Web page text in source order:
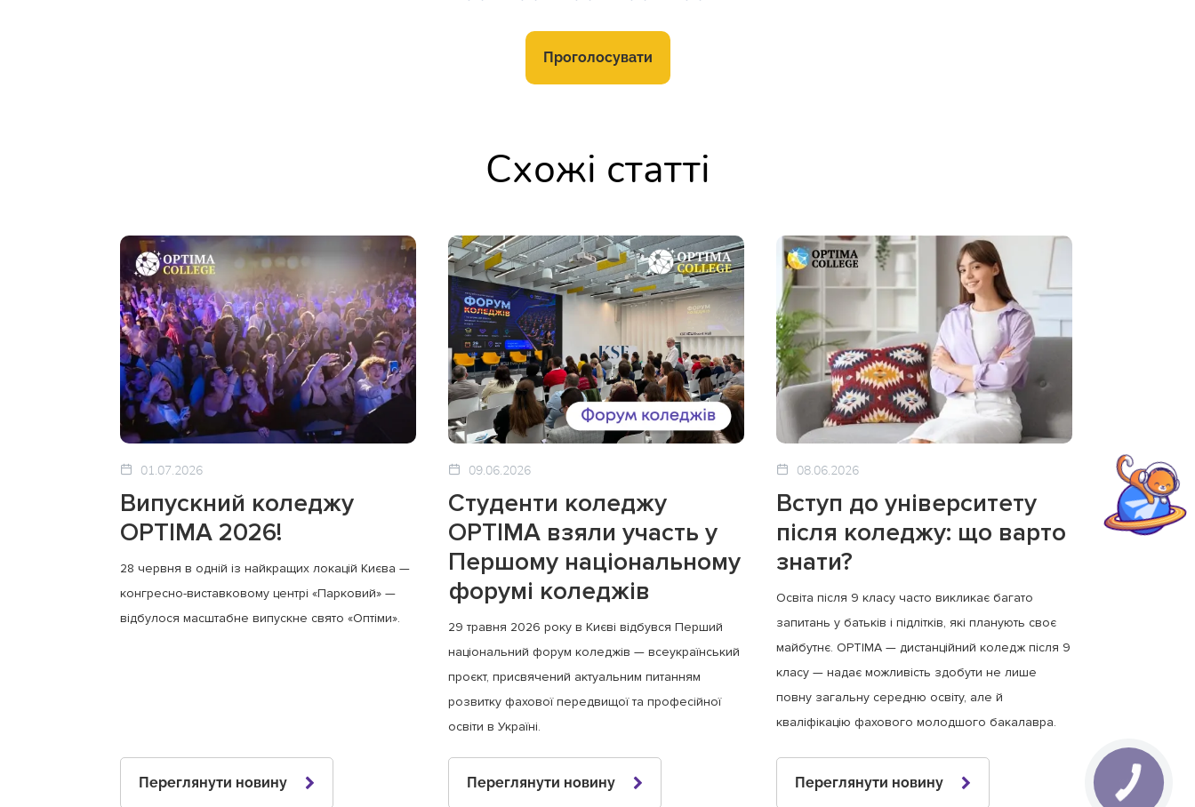
Проголосувати
Схожі статті
01.07.2026
Випускний коледжу
OPTIMA 2026!
28 червня в одній із найкращих локацій Києва —
конгресно-виставковому центрі «Парковий» —
відбулося масштабне випускне свято «Оптіми».
Переглянути новину
09.06.2026
Студенти коледжу
OPTIMA взяли участь у
Першому національному
форумі коледжів
29 травня 2026 року в Києві відбувся Перший
національний форум коледжів — всеукраїнський
проєкт, присвячений актуальним питанням
розвитку фахової передвищої та професійної
освіти в Україні.
Переглянути новину
08.06.2026
Вступ до університету
після коледжу: що варто
знати?
Освіта після 9 класу часто викликає багато
запитань у батьків і підлітків, які планують своє
майбутнє. OPTIMA — дистанційний коледж після 9
класу — надає можливість здобути не лише
повну загальну середню освіту, але й
кваліфікацію фахового молодшого бакалавра.
Переглянути новину